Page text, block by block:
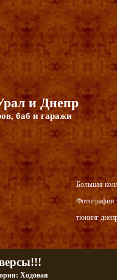
и Днепр
баб и гаражи
Большая
Фотографии
тюнинг
Ходовая